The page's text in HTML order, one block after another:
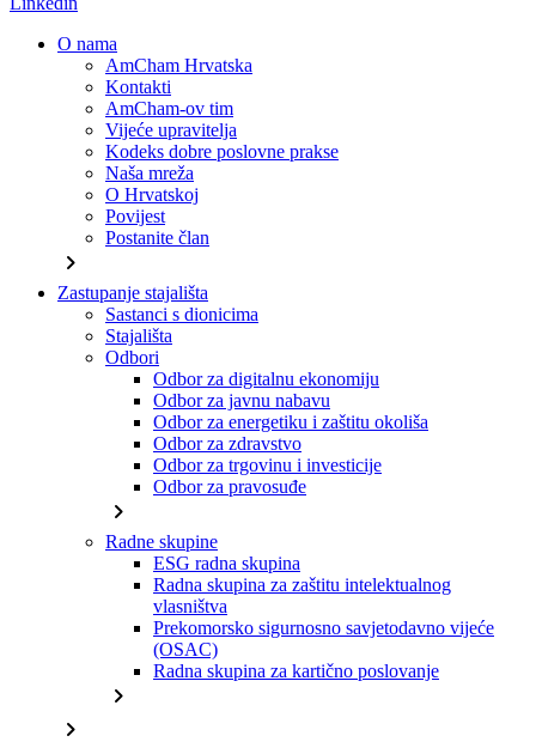
O nama
AmCham Hrvatska
Kontakti
AmCham-ov tim
Vijeće upravitelja
Kodeks dobre poslovne prakse
Naša mreža
O Hrvatskoj
Povijest
Postanite član
chevron_right
Zastupanje stajališta
Sastanci s dionicima
Stajališta
Odbori
Odbor za digitalnu ekonomiju
Odbor za javnu nabavu
Odbor za energetiku i zaštitu okoliša
Odbor za zdravstvo
Odbor za trgovinu i investicije
Odbor za pravosuđe
chevron_right
Radne skupine
ESG radna skupina
Radna skupina za zaštitu intelektualnog
vlasništva
Prekomorsko sigurnosno savjetodavno vijeće
(OSAC)
Radna skupina za kartično poslovanje
chevron_right
chevron_right